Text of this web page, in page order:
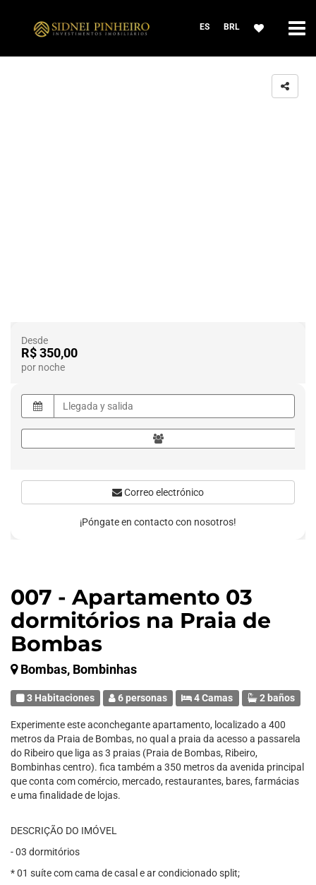
ES BRL
007 - Apartamento 03
dormitórios na Praia de
Bombas
Bombas, Bombinhas
3 Habitaciones 6 personas 4 Camas 2 baños
Experimente este aconchegante apartamento, localizado a 400
metros da Praia de Bombas, no qual a praia da acesso a passarela
do Ribeiro que liga as 3 praias (Praia de Bombas, Ribeiro,
Bombinhas centro). fica também a 350 metros da avenida principal
que conta com comércio, mercado, restaurantes, bares, farmácias
e uma finalidade de lojas.
DESCRIÇÃO DO IMÓVEL
- 03 dormitórios
* 01 suíte com cama de casal e ar condicionado split;
Desde
R$ 350,00
por noche
Correo electrónico
¡Póngate en contacto con nosotros!